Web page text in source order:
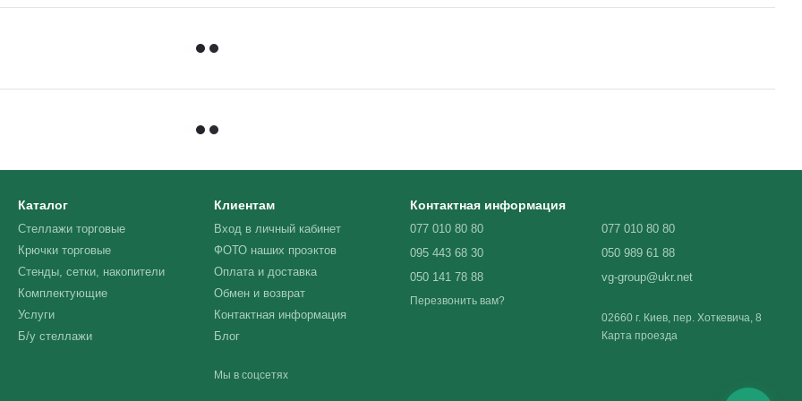
Каталог
Стеллажи торговые
Крючки торговые
Стенды, сетки, накопители
Комплектующие
Услуги
Б/у стеллажи
Клиентам
Вход в личный кабинет
ФОТО наших проэктов
Оплата и доставка
Обмен и возврат
Контактная информация
Блог
Мы в соцсетях
Контактная информация
077 010 80 80
095 443 68 30
050 141 78 88
Перезвонить вам?
077 010 80 80
050 989 61 88
vg-group@ukr.net
02660 г. Киев, пер. Хоткевича, 8
Карта проезда